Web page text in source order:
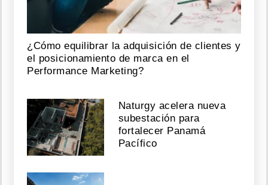
¿Cómo equilibrar la adquisición de clientes y
el posicionamiento de marca en el
Performance Marketing?
Naturgy acelera nueva
subestación para
fortalecer Panamá
Pacífico